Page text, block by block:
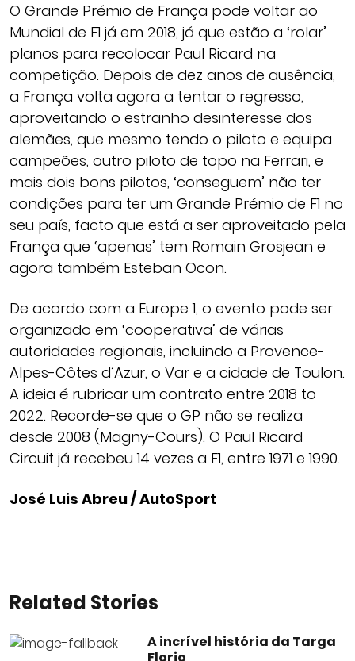
O Grande Prémio de França pode voltar ao
Mundial de F1 já em 2018, já que estão a ‘rolar’
planos para recolocar Paul Ricard na
competição. Depois de dez anos de ausência,
a França volta agora a tentar o regresso,
aproveitando o estranho desinteresse dos
alemães, que mesmo tendo o piloto e equipa
campeões, outro piloto de topo na Ferrari, e
mais dois bons pilotos, ‘conseguem’ não ter
condições para ter um Grande Prémio de F1 no
seu país, facto que está a ser aproveitado pela
França que ‘apenas’ tem Romain Grosjean e
agora também Esteban Ocon.
De acordo com a Europe 1, o evento pode ser
organizado em ‘cooperativa’ de várias
autoridades regionais, incluindo a Provence-
Alpes-Côtes d’Azur, o Var e a cidade de Toulon.
A ideia é rubricar um contrato entre 2018 to
2022. Recorde-se que o GP não se realiza
desde 2008 (Magny-Cours). O Paul Ricard
Circuit já recebeu 14 vezes a F1, entre 1971 e 1990.
José Luis Abreu / AutoSport
Related Stories
A incrível história da Targa